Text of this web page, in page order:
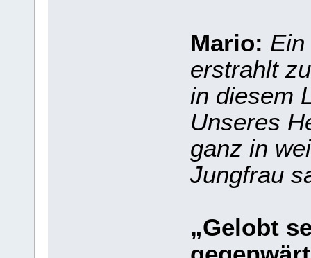
Mario:
erstrahlt
in diesem
Unseres
ganz in
Jungfrau
„Gelobt